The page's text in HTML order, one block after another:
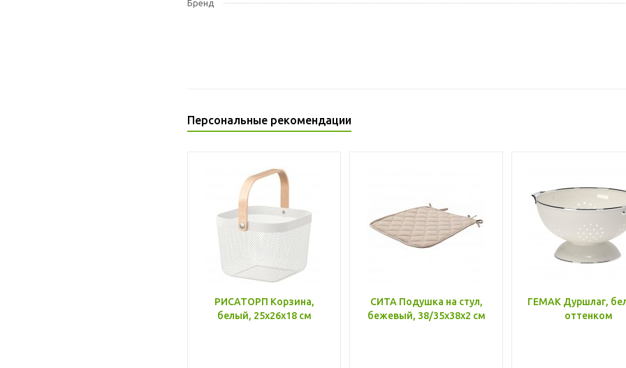
Бренд
Персональные рекомендации
РИСАТОРП Корзина,
белый, 25x26x18 см
СИТА Подушка на стул,
бежевый, 38/35x38x2 см
ГЕМАК Дуршлаг,
оттенком